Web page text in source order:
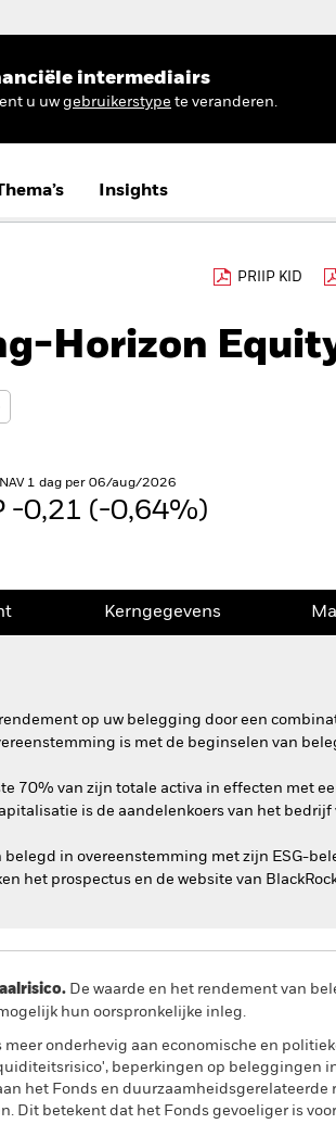
intermediairs
u uw gebruikerstype te veranderen.
Insights
PRIIP KID
Horizon
1 dag per 06/aug/2026
-0,21 (-0,64%)
Kerngegevens
op uw belegging door een
is met de beginselen van
70% van zijn totale activa in effecten met
is de aandelenkoers van het
belegd in overeenstemming met zijn ESG-
het prospectus en de website van
De waarde en het rendement van
hun oorspronkelijke inleg.
onderhevig aan economische en
beperkingen op beleggingen
het Fonds en
Dit betekent dat het Fonds gevoeliger is